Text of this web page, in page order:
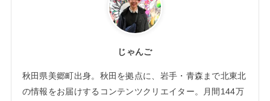
じゃんご
秋田県美郷町出身。秋田を拠点に、岩手・青森まで北東北
の情報をお届けするコンテンツクリエイター。月間144万